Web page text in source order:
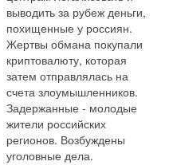
выводить за рубеж деньги,
похищенные у россиян.
Жертвы обмана покупали
криптовалюту, которая
затем отправлялась на
счета злоумышленников.
Задержанные - молодые
жители российских
регионов. Возбуждены
уголовные дела.